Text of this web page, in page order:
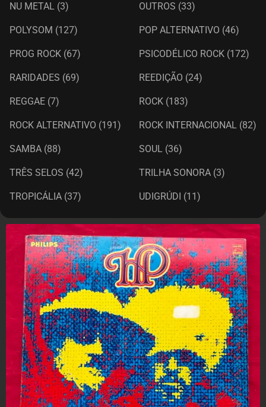
NU METAL (3) OUTROS (33)
POLYSOM (127) POP ALTERNATIVO (46)
PROG ROCK (67) PSICODÉLICO ROCK (172)
RARIDADES (69) REEDIÇÃO (24)
REGGAE (7) ROCK (183)
ROCK ALTERNATIVO (191) ROCK INTERNACIONAL (82)
SAMBA (88) SOUL (36)
TRÊS SELOS (42) TRILHA SONORA (3)
TROPICÁLIA (37) UDIGRÚDI (11)